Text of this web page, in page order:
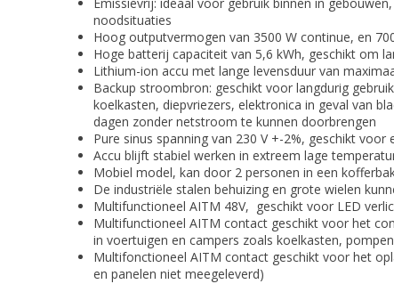
noodsituaties
Hoog outputvermogen van 3500 W continue, en
Hoge batterij capaciteit van 5,6 kWh, geschikt om
Lithium-ion accu met lange levensduur van
Backup stroombron: geschikt voor langdurig
koelkasten, diepvriezers, elektronica in geval van
dagen zonder netstroom te kunnen doorbrengen
Pure sinus spanning van 230 V +-2%, geschikt voor
Accu blijft stabiel werken in extreem lage
Mobiel model, kan door 2 personen in een
De industriële stalen behuizing en grote wielen
Multifunctioneel AITM 48V, geschikt voor LED
Multifunctioneel AITM contact geschikt voor het
in voertuigen en campers zoals koelkasten,
Multifonctioneel AITM contact geschikt voor het
en panelen niet meegeleverd)